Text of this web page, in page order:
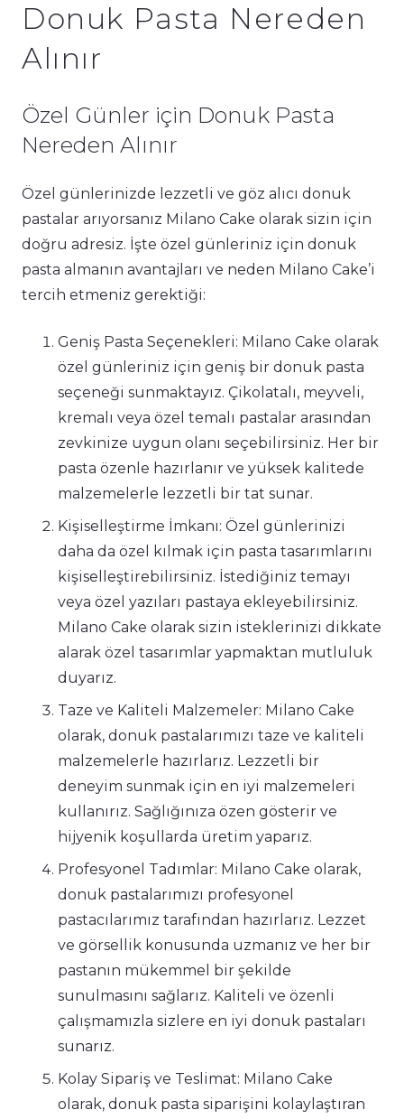
Donuk Pasta Nereden
Alınır
Özel Günler için Donuk Pasta
Nereden Alınır
Özel günlerinizde lezzetli ve göz alıcı donuk
pastalar arıyorsanız Milano Cake olarak sizin için
doğru adresiz. İşte özel günleriniz için donuk
pasta almanın avantajları ve neden Milano Cake’i
tercih etmeniz gerektiği:
Geniş Pasta Seçenekleri: Milano Cake olarak
özel günleriniz için geniş bir donuk pasta
seçeneği sunmaktayız. Çikolatalı, meyveli,
kremalı veya özel temalı pastalar arasından
zevkinize uygun olanı seçebilirsiniz. Her bir
pasta özenle hazırlanır ve yüksek kalitede
malzemelerle lezzetli bir tat sunar.
Kişiselleştirme İmkanı: Özel günlerinizi
daha da özel kılmak için pasta tasarımlarını
kişiselleştirebilirsiniz. İstediğiniz temayı
veya özel yazıları pastaya ekleyebilirsiniz.
Milano Cake olarak sizin isteklerinizi dikkate
alarak özel tasarımlar yapmaktan mutluluk
duyarız.
Taze ve Kaliteli Malzemeler: Milano Cake
olarak, donuk pastalarımızı taze ve kaliteli
malzemelerle hazırlarız. Lezzetli bir
deneyim sunmak için en iyi malzemeleri
kullanırız. Sağlığınıza özen gösterir ve
hijyenik koşullarda üretim yaparız.
Profesyonel Tadımlar: Milano Cake olarak,
donuk pastalarımızı profesyonel
pastacılarımız tarafından hazırlarız. Lezzet
ve görsellik konusunda uzmanız ve her bir
pastanın mükemmel bir şekilde
sunulmasını sağlarız. Kaliteli ve özenli
çalışmamızla sizlere en iyi donuk pastaları
sunarız.
Kolay Sipariş ve Teslimat: Milano Cake
olarak, donuk pasta siparişini kolaylaştıran